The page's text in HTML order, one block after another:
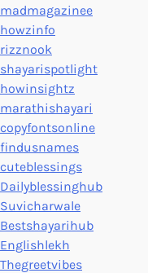
madmagazinee
howzinfo
rizznook
shayarispotlight
howinsightz
marathishayari
copyfontsonline
findusnames
cuteblessings
Dailyblessinghub
Suvicharwale
Bestshayarihub
Englishlekh
Thegreetvibes